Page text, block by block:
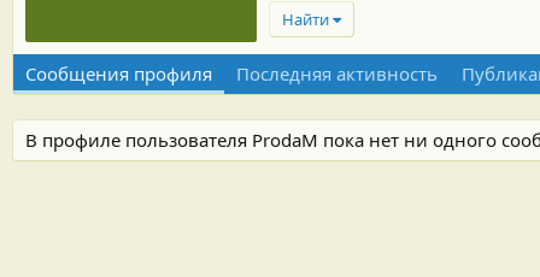
Найти
Сообщения профиля Последняя активность
В профиле пользователя ProdaM пока нет ни одного